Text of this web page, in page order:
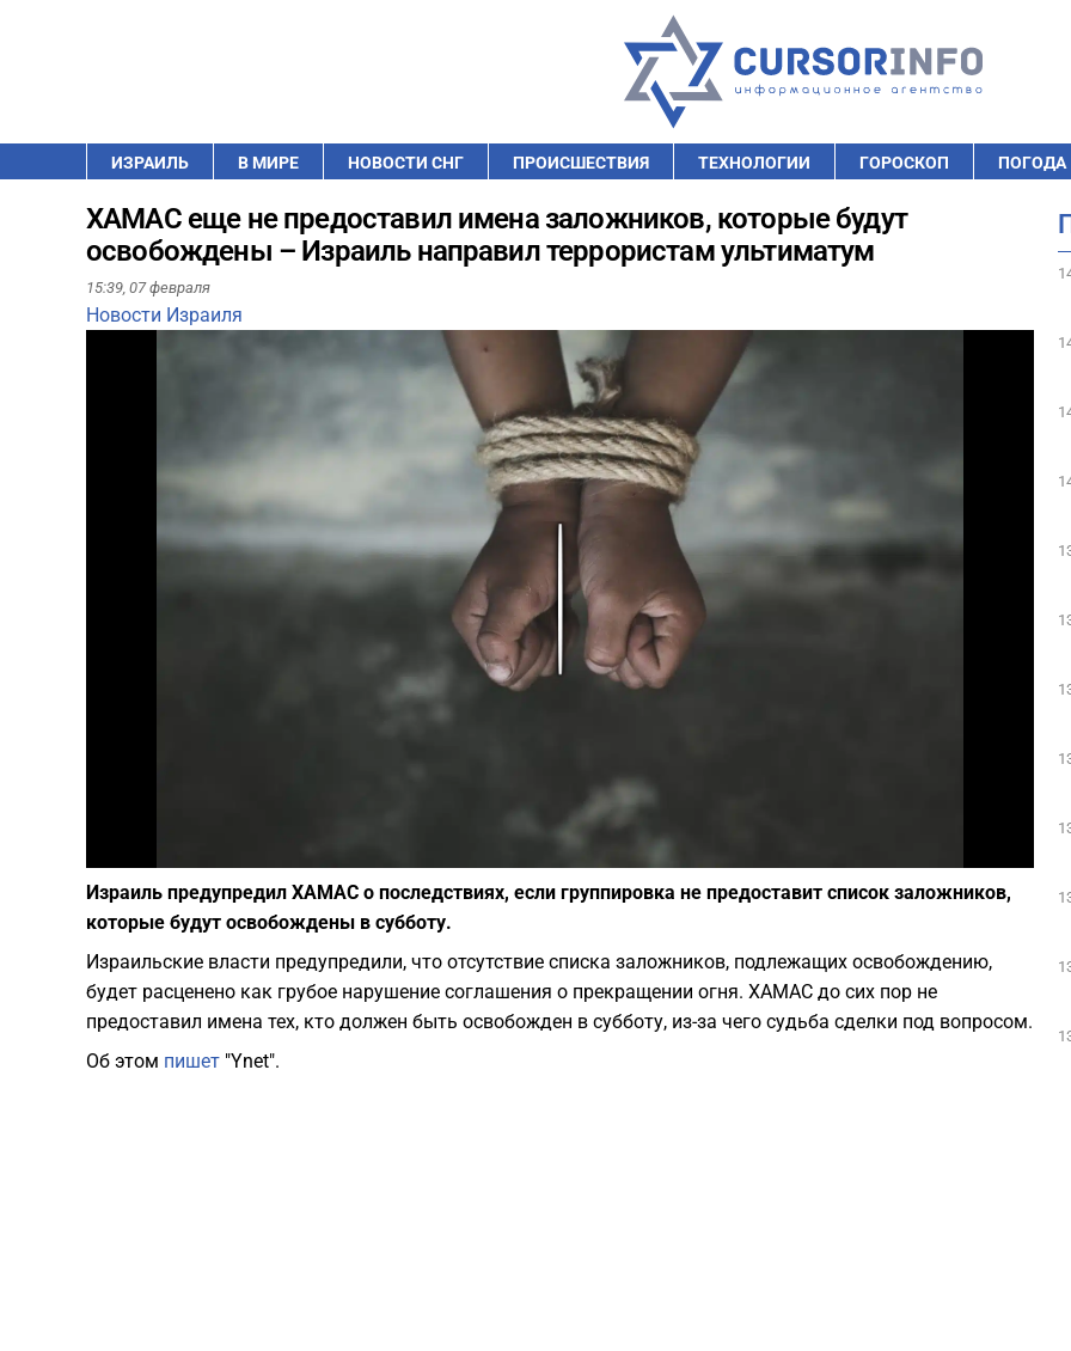
ИЗРАИЛЬ В МИРЕ НОВОСТИ СНГ ПРОИСШЕСТВИЯ ТЕХНОЛОГИИ ГОРОСКОП ПОГОДА
ХАМАС еще не предоставил имена заложников, которые будут
освобождены – Израиль направил террористам ультиматум
15:39, 07 февраля
Новости Израиля
Play
Израиль предупредил ХАМАС о последствиях, если группировка не предоставит список заложников,
которые будут освобождены в субботу.
Израильские власти предупредили, что отсутствие списка заложников, подлежащих освобождению,
будет расценено как грубое нарушение соглашения о прекращении огня. ХАМАС до сих пор не
предоставил имена тех, кто должен быть освобожден в субботу, из-за чего судьба сделки под вопросом.
Об этом пишет "Ynet".